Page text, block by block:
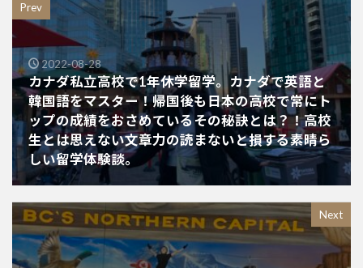
Prev
2022-08-28
カナダ私立高校で1年休学留学。カナダで英語と
韓国語をマスター！帰国後も日本の高校で常にト
ップの成績をおさめているその秘訣とは？！高校
生とは思えない文章力の読まないと損する素晴ら
しい留学体験談。
Next